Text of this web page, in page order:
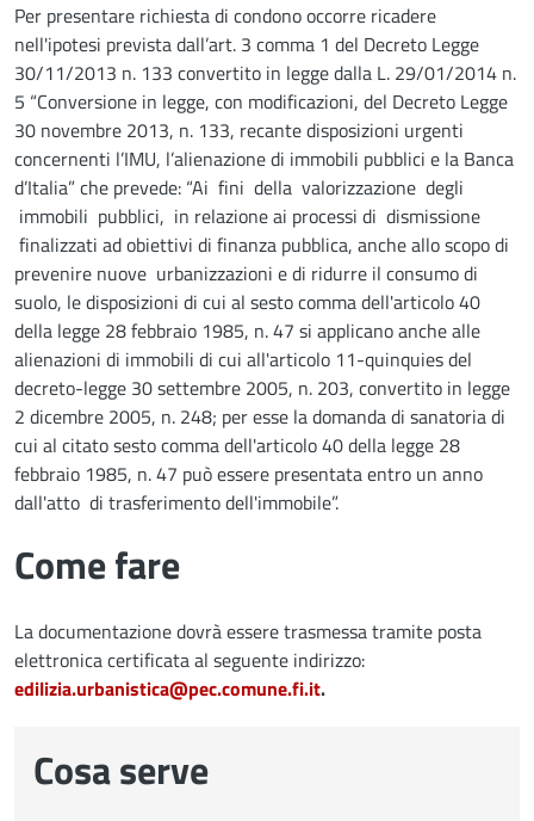
Per presentare richiesta di condono occorre ricadere
nell'ipotesi prevista dall’art. 3 comma 1 del Decreto Legge
30/11/2013 n. 133 convertito in legge dalla L. 29/01/2014 n.
5 “Conversione in legge, con modificazioni, del Decreto Legge
30 novembre 2013, n. 133, recante disposizioni urgenti
concernenti l’IMU, l’alienazione di immobili pubblici e la Banca
d’Italia” che prevede: “Ai fini della valorizzazione degli
immobili pubblici, in relazione ai processi di dismissione
finalizzati ad obiettivi di finanza pubblica, anche allo scopo di
prevenire nuove urbanizzazioni e di ridurre il consumo di
suolo, le disposizioni di cui al sesto comma dell'articolo 40
della legge 28 febbraio 1985, n. 47 si applicano anche alle
alienazioni di immobili di cui all'articolo 11-quinquies del
decreto-legge 30 settembre 2005, n. 203, convertito in legge
2 dicembre 2005, n. 248; per esse la domanda di sanatoria di
cui al citato sesto comma dell'articolo 40 della legge 28
febbraio 1985, n. 47 può essere presentata entro un anno
dall'atto di trasferimento dell'immobile”.
Come fare
La documentazione dovrà essere trasmessa tramite posta
elettronica certificata al seguente indirizzo:
edilizia.urbanistica@pec.comune.fi.it.
Cosa serve